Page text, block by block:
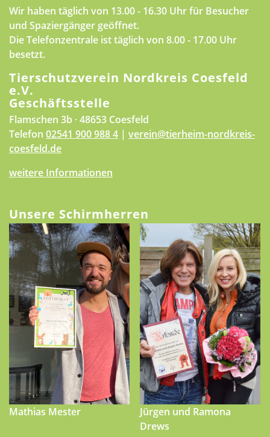
Wir haben täglich von 13.00 - 16.30 Uhr für Besucher
und Spaziergänger geöffnet.
Die Telefonzentrale ist täglich von 8.00 - 17.00 Uhr
besetzt.
Tierschutzverein Nordkreis Coesfeld
e.V.
Geschäftsstelle
Flamschen 3b · 48653 Coesfeld
Telefon 02541 900 988 4 | verein@tierheim-nordkreis-
coesfeld.de
weitere Informationen
Unsere Schirmherren
Mathias Mester
Jürgen und Ramona
Drews